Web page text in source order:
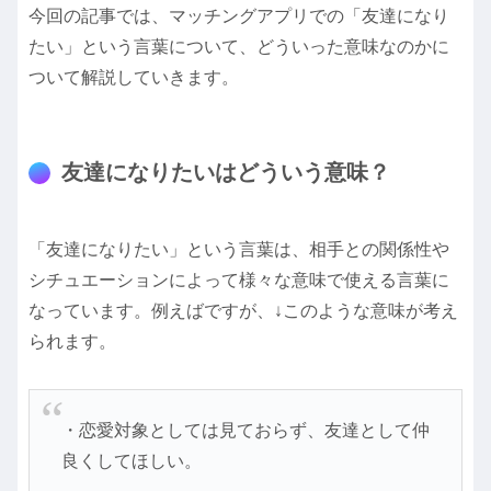
今回の記事では、マッチングアプリでの「友達になり
たい」という言葉について、どういった意味なのかに
ついて解説していきます。
友達になりたいはどういう意味？
「友達になりたい」という言葉は、相手との関係性や
シチュエーションによって様々な意味で使える言葉に
なっています。例えばですが、↓このような意味が考え
られます。
・恋愛対象としては見ておらず、友達として仲
良くしてほしい。